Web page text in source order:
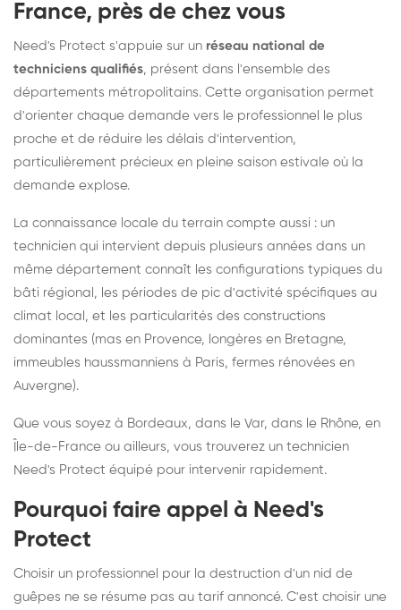
France, près de chez vous
Need's Protect s'appuie sur un réseau national de
techniciens qualifiés, présent dans l'ensemble des
départements métropolitains. Cette organisation permet
d'orienter chaque demande vers le professionnel le plus
proche et de réduire les délais d'intervention,
particulièrement précieux en pleine saison estivale où la
demande explose.
La connaissance locale du terrain compte aussi : un
technicien qui intervient depuis plusieurs années dans un
même département connaît les configurations typiques du
bâti régional, les périodes de pic d'activité spécifiques au
climat local, et les particularités des constructions
dominantes (mas en Provence, longères en Bretagne,
immeubles haussmanniens à Paris, fermes rénovées en
Auvergne).
Que vous soyez à Bordeaux, dans le Var, dans le Rhône, en
Île-de-France ou ailleurs, vous trouverez un technicien
Need's Protect équipé pour intervenir rapidement.
Pourquoi faire appel à Need's
Protect
Choisir un professionnel pour la destruction d'un nid de
guêpes ne se résume pas au tarif annoncé. C'est choisir une